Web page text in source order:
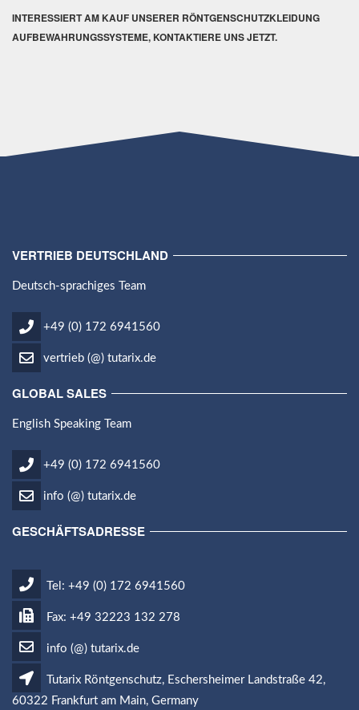
INTERESSIERT AM KAUF UNSERER RÖNTGENSCHUTZKLEIDUNG
AUFBEWAHRUNGSSYSTEME, KONTAKTIERE UNS JETZT.
VERTRIEB DEUTSCHLAND
Deutsch-sprachiges Team
+49 (0) 172 6941560
vertrieb (@) tutarix.de
GLOBAL SALES
English Speaking Team
+49 (0) 172 6941560
info (@) tutarix.de
GESCHÄFTSADRESSE
Tel: +49 (0) 172 6941560
Fax: +49 32223 132 278
info (@) tutarix.de
Tutarix Röntgenschutz, Eschersheimer Landstraße 42,
60322 Frankfurt am Main, Germany